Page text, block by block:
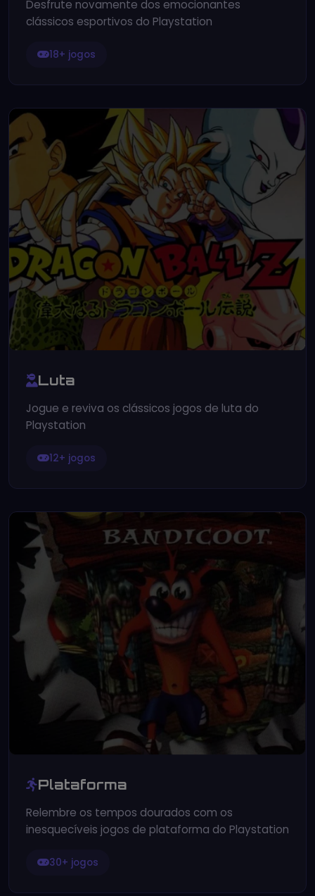
Desfrute novamente dos emocionantes
clássicos esportivos do Playstation
18+ jogos
Luta
Jogue e reviva os clássicos jogos de luta do
Playstation
12+ jogos
Plataforma
Relembre os tempos dourados com os
inesquecíveis jogos de plataforma do Playstation
30+ jogos